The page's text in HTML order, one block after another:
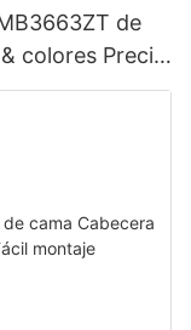
de
colores Precio